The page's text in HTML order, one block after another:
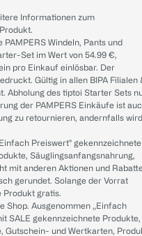
Informationen zum
Windeln, Pants und
Set im Wert von 54.99 €,
pro Einkauf einlösbar. Der
Gültig in allen BIPA Filialen
Abholung des tiptoi Starter Sets
der PAMPERS Einkäufe ist
zu retournieren, andernfalls wird
Preiswert" gekennzeichnete
Säuglingsanfangsnahrung,
mit anderen Aktionen und
gerundet. Solange der Vorrat
Produkt gratis.
Shop. Ausgenommen „Einfach
SALE gekennzeichnete Produkte,
Gutschein- und Wertkarten,